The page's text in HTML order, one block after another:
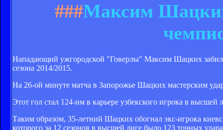
###Максим
Нападающий ужгородской "Говерлы" Максим Шацких забил
сезона 2014/2015.
На 26-ой минуте матча в Запорожье Шацких мастерским
Этот гол стал 124-им в карьере узбекского игрока в
Таким образом, 35-летний Шацких обогнал экс-игрока
которого за 12 сезонов в высшей лиге было 123 точных